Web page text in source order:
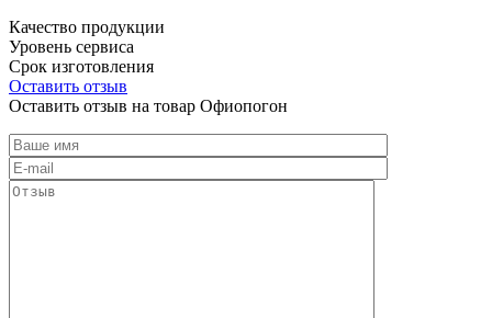
Качество продукции
Уровень сервиса
Срок изготовления
Оставить отзыв
Оставить отзыв на товар Офиопогон